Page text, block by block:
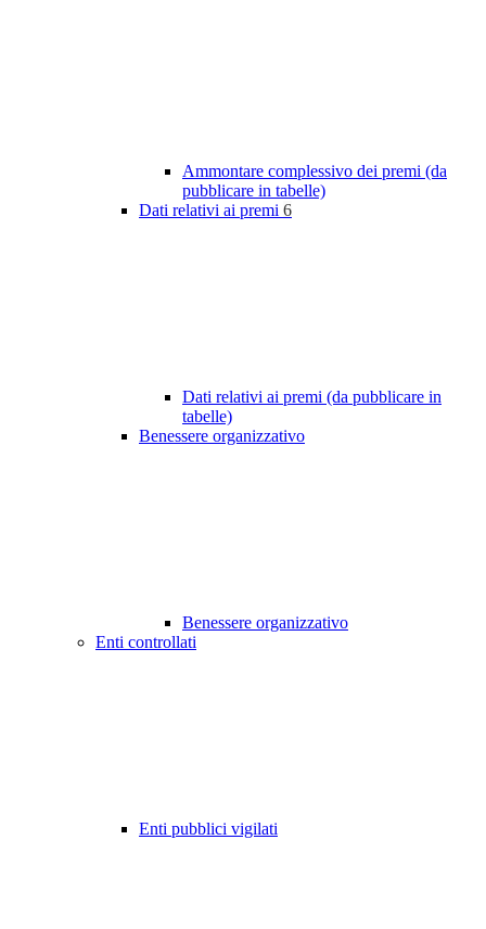
Ammontare complessivo dei premi (da
pubblicare in tabelle)
Dati relativi ai premi 6
Dati relativi ai premi (da pubblicare in
tabelle)
Benessere organizzativo
Benessere organizzativo
Enti controllati
Enti pubblici vigilati